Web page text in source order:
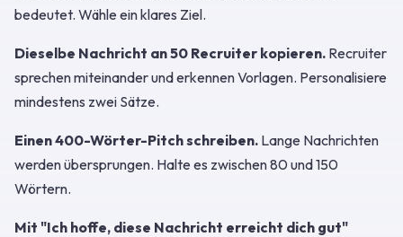
bedeutet. Wähle ein klares Ziel.
Dieselbe Nachricht an 50 Recruiter kopieren. Recruiter
sprechen miteinander und erkennen Vorlagen. Personalisiere
mindestens zwei Sätze.
Einen 400-Wörter-Pitch schreiben. Lange Nachrichten
werden übersprungen. Halte es zwischen 80 und 150
Wörtern.
Mit "Ich hoffe, diese Nachricht erreicht dich gut"